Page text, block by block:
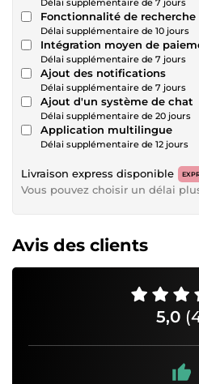
Délai supplémentaire de 7 jours
Fonctionnalité de recherche
Délai supplémentaire de 10 jours
Intégration moyen de
Délai supplémentaire de 7 jours
Ajout des notifications
Délai supplémentaire de 7 jours
Ajout d'un système de chat
Délai supplémentaire de 20 jours
Application multilingue
Délai supplémentaire de 12 jours
Livraison express disponible
Vous pouvez choisir un délai
Avis des clients
5,0